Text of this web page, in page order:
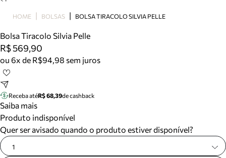
Papete
Scarpin
Mocassim
Bolsa
Tênis
Mule
Rasteira
Precisa de ajuda?
HOME BOLSAS BOLSA TIRACOLO SILVIA PELLE
Bolsa Tiracolo Silvia Pelle
R$ 569,90
ou 6x de R$94,98 sem juros
Receba atéR$ 68,39de cashback
Saiba mais
Produto indisponível
Quer ser avisado quando o produto estiver disponível?
1